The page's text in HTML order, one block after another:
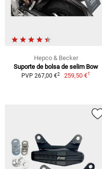
Hepco & Becker
Suporte de bolsa de selim Bow
PVP 267,00 €2 259,50 €1